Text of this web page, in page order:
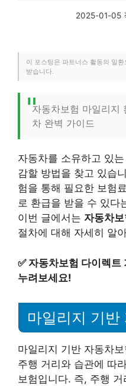
2025-01-05
이 포스팅은 파트너스 활동의 일
받습니다.
자동차보험 마일리지
차 완벽 가이드
자동차를 소유하고 있
감할 방법을 찾고 있습
험을 통해 필요한 보험
로 환급을 받을 수 있다
이번 글에서는 자동차
절차에 대해 자세히 알
✅ 자동차보험 다이렉트
누려보세요!
마일리지 기반
마일리지 기반 자동차
주행 거리와 습관에 따
보험입니다. 즉, 주행